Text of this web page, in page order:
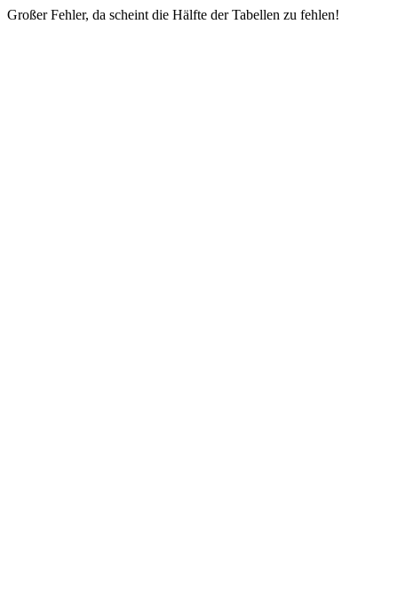
Großer Fehler, da scheint die Hälfte der Tabellen zu fehlen!